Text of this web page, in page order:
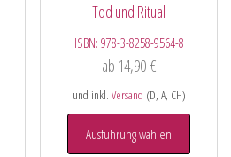
Tod und Ritual
ISBN: 978-3-8258-9564-8
ab 14,90 €
und inkl. Versand (D, A, CH)
Ausführung wählen